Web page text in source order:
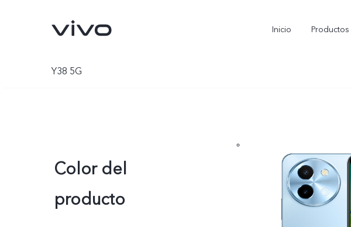
Inicio Productos
Y38 5G
Color del
producto